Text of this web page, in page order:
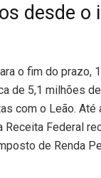
desde o
o fim do prazo,
de 5,1 milhões
com o Leão.
Receita Federal
de Renda